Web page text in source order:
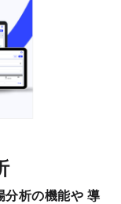
分析の機能や 導